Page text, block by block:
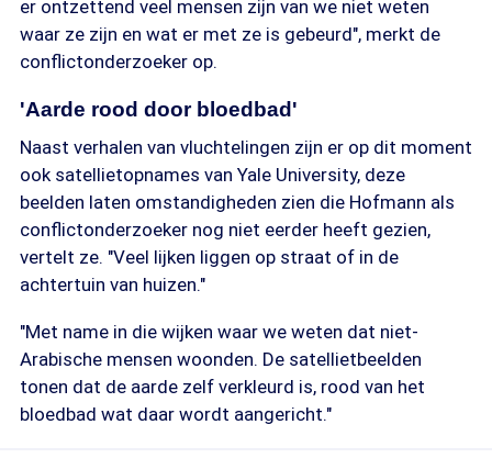
er ontzettend veel mensen zijn van we niet weten
waar ze zijn en wat er met ze is gebeurd", merkt de
conflictonderzoeker op.
'Aarde rood door bloedbad'
Naast verhalen van vluchtelingen zijn er op dit moment
ook satellietopnames van Yale University, deze
beelden laten omstandigheden zien die Hofmann als
conflictonderzoeker nog niet eerder heeft gezien,
vertelt ze. "Veel lijken liggen op straat of in de
achtertuin van huizen."
"Met name in die wijken waar we weten dat niet-
Arabische mensen woonden. De satellietbeelden
tonen dat de aarde zelf verkleurd is, rood van het
bloedbad wat daar wordt aangericht."